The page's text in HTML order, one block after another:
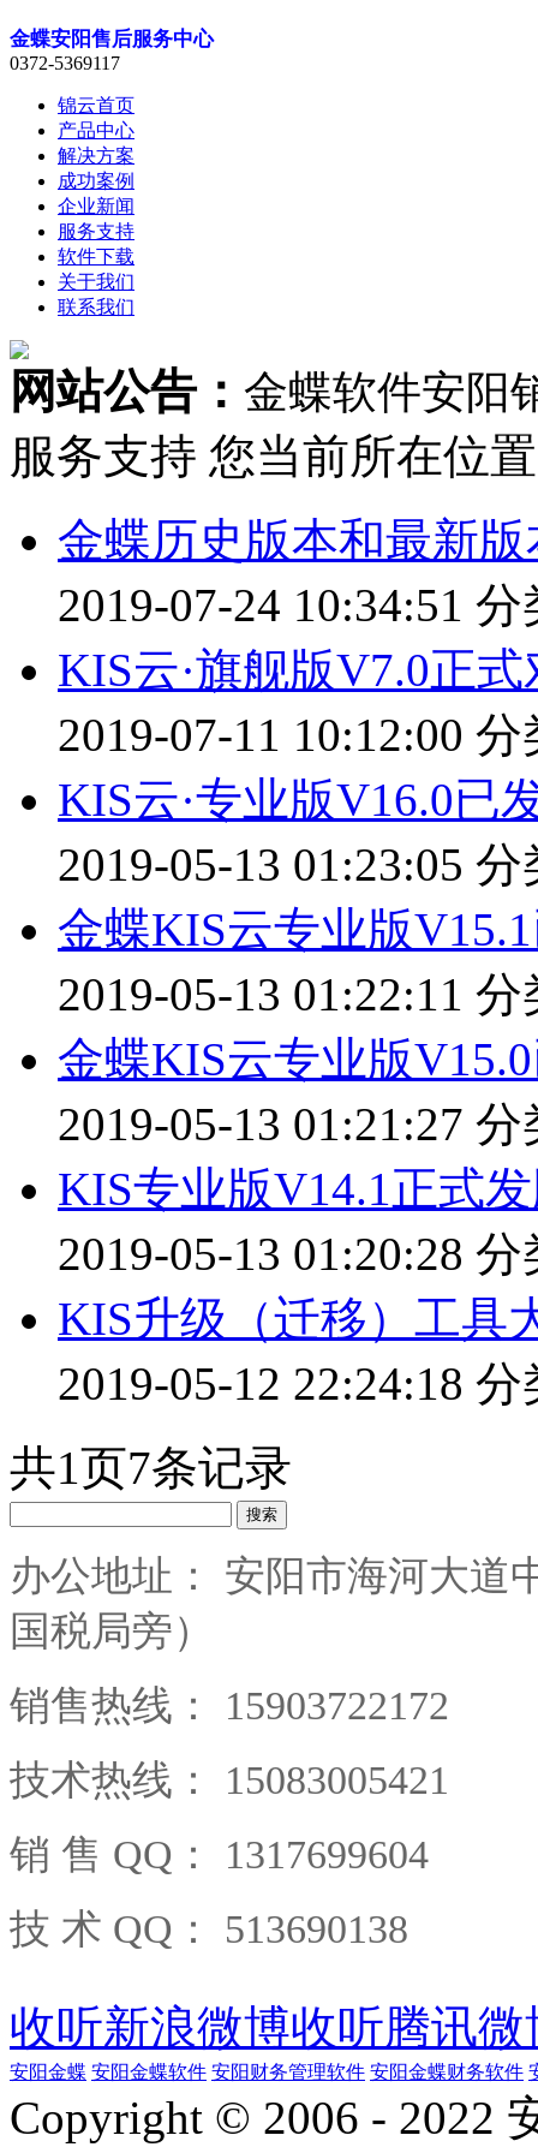
金蝶安阳售后服务中心
0372-5369117
锦云首页
产品中心
解决方案
成功案例
企业新闻
服务支持
软件下载
关于我们
联系我们
网站公告： 金蝶软件安阳
服务支持 您当前所在位
金蝶历史版本和最新
2019-07-24 10:34:51 分
KIS云·旗舰版V7.0正
2019-07-11 10:12:00 分
KIS云·专业版V16.0已
2019-05-13 01:23:05 分
金蝶KIS云专业版
2019-05-13 01:22:11 分
金蝶KIS云专业版
2019-05-13 01:21:27 分
KIS专业版V14.1正式
2019-05-13 01:20:28 分
KIS升级（迁移）工具
2019-05-12 22:24:18 分
共1页7条记录
搜索
办公地址： 安阳市海河大道
国税局旁）
销售热线： 15903722172
技术热线： 15083005421
销 售 QQ： 1317699604
技 术 QQ： 513690138
收听新浪微博收听腾讯微
安阳金蝶 安阳金蝶软件 安阳财务管理软件 安阳金蝶财务软件
Copyright © 2006 - 2022